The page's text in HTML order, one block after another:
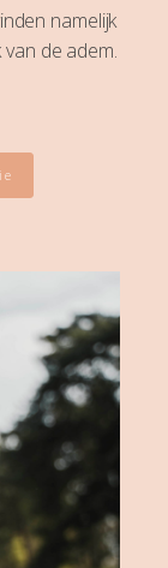
namelijk
de adem.